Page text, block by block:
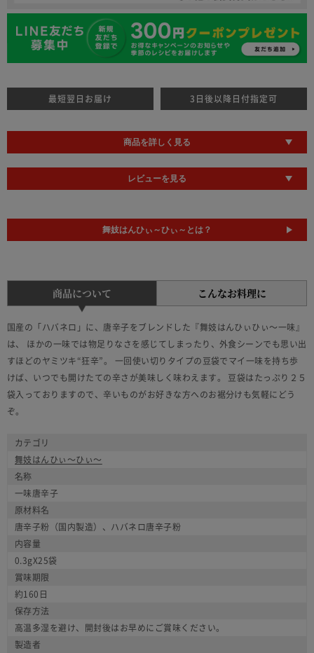
最短翌日お届け 3日後以降日付指定可
商品を詳しく見る
レビューを見る
舞妓はんひぃ～ひぃ～とは？
商品について こんなお料理に
国産の「ハバネロ」に、唐辛子をブレンドした『舞妓はんひぃひぃ～一味』
は、 ほかの一味では物足りなさを感じてしまったり、外食シーンでも思い出
すほどのヤミツキ“狂辛”。 一回使い切りタイプの豆袋でマイ一味を持ち歩
けば、いつでも開けたての辛さが美味しく味わえます。 豆袋はたっぷり２５
袋入っておりますので、辛いものがお好きな方へのお裾分けも気軽にどう
ぞ。
カテゴリ
舞妓はんひぃ～ひぃ～
名称
一味唐辛子
原材料名
唐辛子粉（国内製造）、ハバネロ唐辛子粉
内容量
0.3gX25袋
賞味期限
約160日
保存方法
高温多湿を避け、開封後はお早めにご賞味ください。
製造者